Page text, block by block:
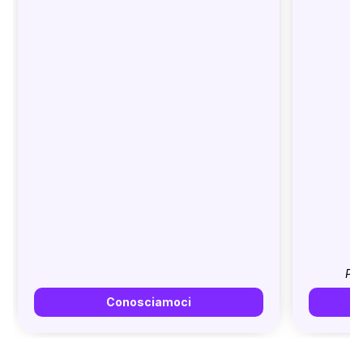
Conosciamoci